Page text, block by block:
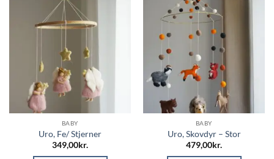
BABY
Uro, Fe/ Stjerner
349,00kr.
BABY
Uro, Skovdyr – Stor
479,00kr.